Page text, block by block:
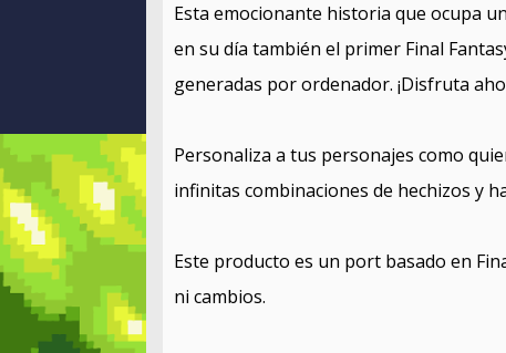
Esta emocionante historia que ocupa
en su día también el primer Final
generadas por ordenador. ¡Disfruta
Personaliza a tus personajes como
infinitas combinaciones de hechizos y
Este producto es un port basado en
ni cambios.